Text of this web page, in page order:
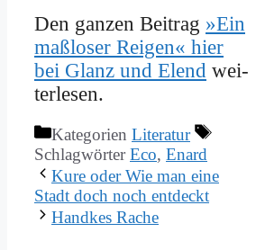
Den gan­zen Bei­trag »Ein
maß­lo­ser Rei­gen« hier
bei Glanz und Elend wei­
ter­le­sen.
Kategorien Literatur
SchlagwörterEco, Enard
Ku­re oder Wie man ei­ne
Stadt doch noch ent­deckt
Hand­kes Ra­che